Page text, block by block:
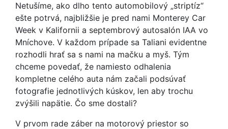
Netušíme, ako dlho tento automobilový „striptíz“
ešte potrvá, najbližšie je pred nami Monterey Car
Week v Kalifornii a septembrový autosalón IAA vo
Mníchove. V každom prípade sa Taliani evidentne
rozhodli hrať sa s nami na mačku a myš. Tým
chceme povedať, že namiesto odhalenia
kompletne celého auta nám začali podsúvať
fotografie jednotlivých kúskov, len aby trochu
zvýšili napätie. Čo sme dostali?
V prvom rade záber na motorový priestor so